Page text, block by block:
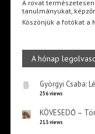
A rovat
tanulmányukat,
Köszönjük a fotókat a
A hónap
Györgyi Csaba:
256 views
KÖVESEDŐ –
213 views